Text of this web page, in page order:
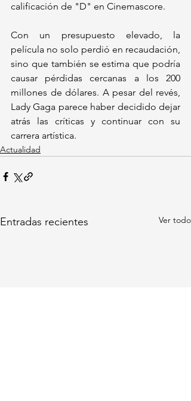
calificación de "D" en Cinemascore.
Con un presupuesto elevado, la
película no solo perdió en recaudación,
sino que también se estima que podría
causar pérdidas cercanas a los 200
millones de dólares. A pesar del revés,
Lady Gaga parece haber decidido dejar
atrás las críticas y continuar con su
carrera artística.
Actualidad
Entradas recientes Ver todo